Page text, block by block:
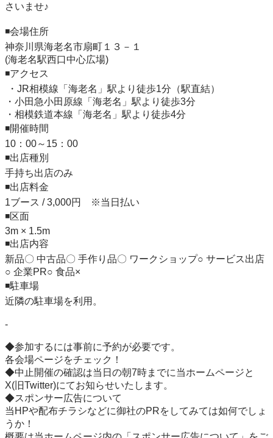
さいませ♪
◾️会場住所
神奈川県海老名市扇町１３－１
(海老名駅西口中心広場)
◾️アクセス
・小田急小田原線「海老名」駅より徒歩3分
・相模鉄道本線「海老名」駅より徒歩4分
◾️開催時間
10：00～15：00
◾️出店種別
手持ち出店のみ
◾️出店料金
1ブース / 3,000円　※当日払い
◾️区面
3m × 1.5m
◾️出店内容
新品〇 中古品〇 手作り品〇 ワークショップ○ サービス出店
○ 企業PR○ 食品×
◾️駐車場
近隣の駐車場を利用。
-
◆参加するには事前に予約が必要です。
各会場ページをチェック！
◆中止開催の確認は当日の朝7時までに当ホームページと
X(旧Twitter)にてお知らせいたします。
◆スポンサー広告について
当HPや配布チラシなどに御社のPRをしてみては如何でしょ
うか！